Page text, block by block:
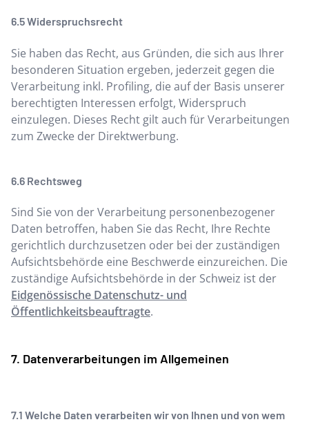
Widerspruchsrecht
Sie haben das Recht, aus Gründen, die sich aus Ihrer
besonderen Situation ergeben, jederzeit gegen die
Verarbeitung inkl. Profiling, die auf der Basis unserer
berechtigten Interessen erfolgt, Widerspruch
einzulegen. Dieses Recht gilt auch für Verarbeitungen
zum Zwecke der Direktwerbung.
Rechtsweg
Sind Sie von der Verarbeitung personenbezogener
Daten betroffen, haben Sie das Recht, Ihre Rechte
gerichtlich durchzusetzen oder bei der zuständigen
Aufsichtsbehörde eine Beschwerde einzureichen. Die
zuständige Aufsichtsbehörde in der Schweiz ist der
Eidgenössische Datenschutz- und
Öffentlichkeitsbeauftragte.
Datenverarbeitungen im Allgemeinen
Welche Daten verarbeiten wir von Ihnen und von wem